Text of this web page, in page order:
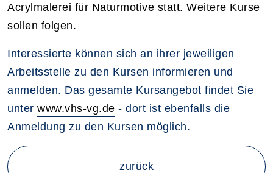
Acrylmalerei für Naturmotive statt. Weitere Kurse
sollen folgen.
Interessierte können sich an ihrer jeweiligen
Arbeitsstelle zu den Kursen informieren und
anmelden. Das gesamte Kursangebot findet Sie
unter www.vhs-vg.de - dort ist ebenfalls die
Anmeldung zu den Kursen möglich.
zurück